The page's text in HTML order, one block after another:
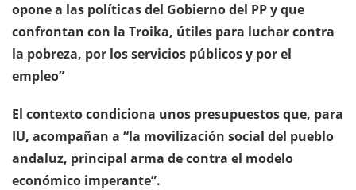
opone a las políticas del Gobierno del PP y que
confrontan con la Troika, útiles para luchar contra
la pobreza, por los servicios públicos y por el
empleo”
El contexto condiciona unos presupuestos que, para
IU, acompañan a “la movilización social del pueblo
andaluz, principal arma de contra el modelo
económico imperante”.